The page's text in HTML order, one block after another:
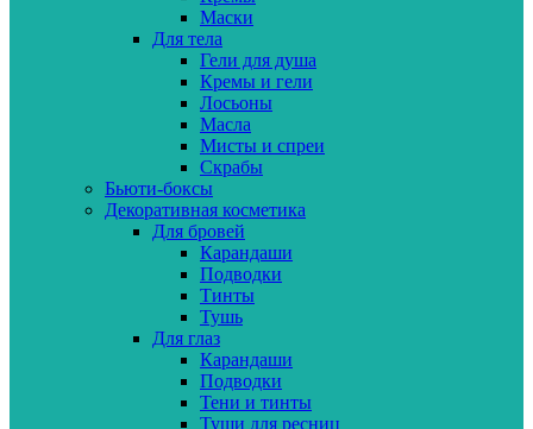
Маски
Для тела
Гели для душа
Кремы и гели
Лосьоны
Масла
Мисты и спреи
Скрабы
Бьюти-боксы
Декоративная косметика
Для бровей
Карандаши
Подводки
Тинты
Тушь
Для глаз
Карандаши
Подводки
Тени и тинты
Туши для ресниц